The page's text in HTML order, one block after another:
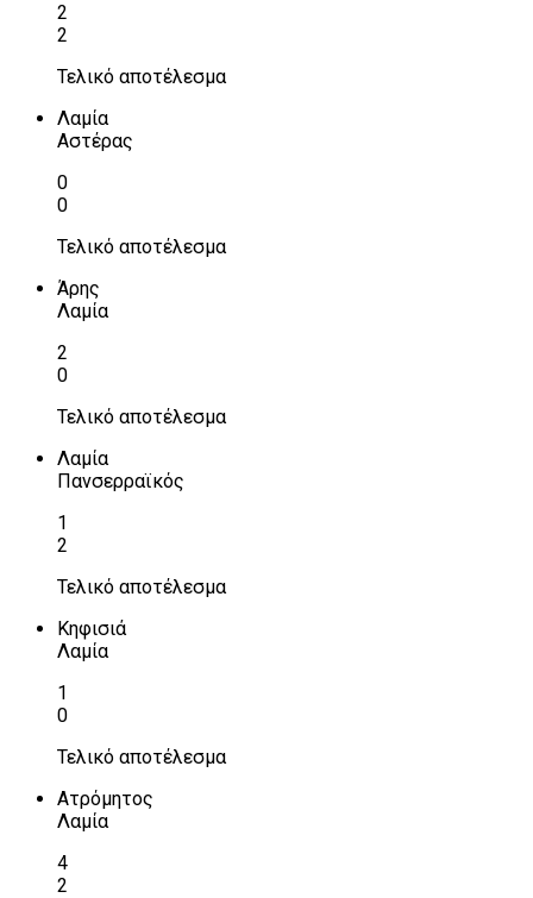
2
2
Τελικό αποτέλεσμα
Λαμία
Αστέρας
0
0
Τελικό αποτέλεσμα
Άρης
Λαμία
2
0
Τελικό αποτέλεσμα
Λαμία
Πανσερραϊκός
1
2
Τελικό αποτέλεσμα
Κηφισιά
Λαμία
1
0
Τελικό αποτέλεσμα
Ατρόμητος
Λαμία
4
2